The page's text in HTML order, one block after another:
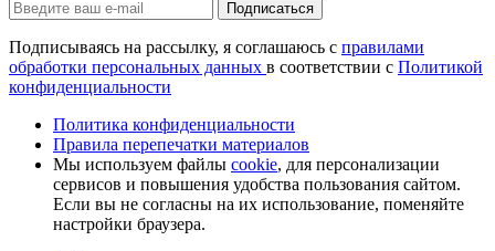
Подписаться
Подписываясь на рассылку, я соглашаюсь с правилами
обработки персональных данных в соответствии с Политикой
конфиденциальности
Политика конфиденциальности
Правила перепечатки материалов
Мы используем файлы cookie, для персонализации
сервисов и повышения удобства пользования сайтом.
Если вы не согласны на их использование, поменяйте
настройки браузера.